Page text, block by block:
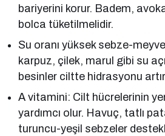
bariyerini korur. Badem,
bolca tüketilmelidir.
Su oranı yüksek sebze-
karpuz, çilek, marul gibi su
besinler ciltte hidrasyonu
A vitamini: Cilt hücrelerinin
yardımcı olur. Havuç, tatlı
turuncu-yeşil sebzeler